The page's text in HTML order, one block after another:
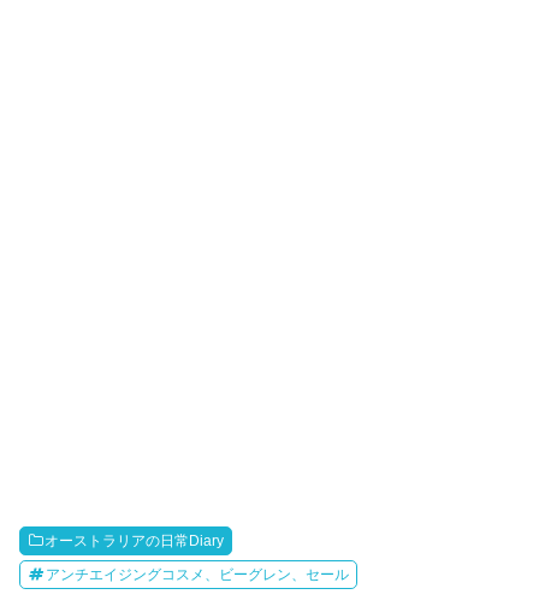
オーストラリアの日常Diary
アンチエイジングコスメ、ビーグレン、セール